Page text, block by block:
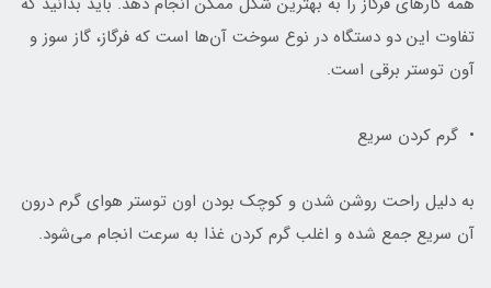
تفاوت این دو دستگاه در نوع سوخت آن‌ها است که فرگاز، گاز سوز و
آون توستر برقی است.
• گرم کردن سریع
به دلیل راحت روشن شدن و کوچک بودن اون توستر هوای گرم درون
آن سریع جمع شده و اغلب گرم کردن غذا به سرعت انجام می‌شود.